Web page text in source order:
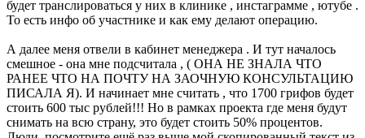
будет транслироваться у них в клинике , инстаграмме , ютубе .
То есть инфо об участнике и как ему делают операцию.
А далее меня отвели в кабинет менеджера . И тут началось
смешное - она мне подсчитала , ( ОНА НЕ ЗНАЛА ЧТО
РАНЕЕ ЧТО НА ПОЧТУ НА ЗАОЧНУЮ КОНСУЛЬТАЦИЮ
ПИСАЛА Я). И начинает мне считать , что 1700 грифов будет
стоить 600 тыс рублей!!! Но в рамках проекта где меня будут
снимать на всю страну, это будет стоить 50% процентов.